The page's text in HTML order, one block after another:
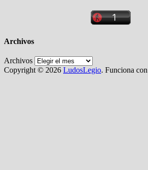
Archivos
Archivos
Copyright © 2026 LudosLegio. Funciona con